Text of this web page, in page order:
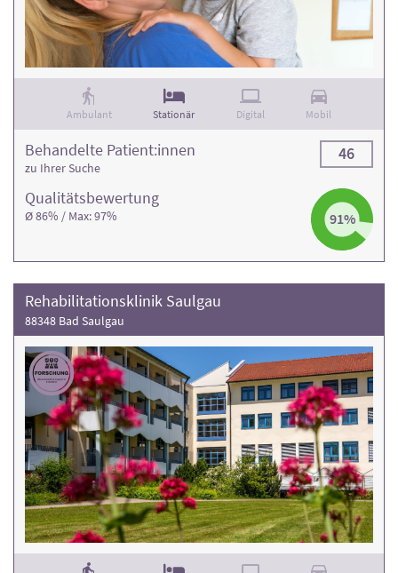
Ambulant Stationär Digital Mobil
Qualitäts­bewertung
Ø 86% / Max: 97% 91%
Behandelte Patient:innen
zu Ihrer Suche
46
Rehabilitationsklinik Saulgau
88348 Bad Saulgau